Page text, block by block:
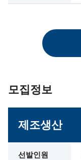
모집정보
제조생산
선발인원